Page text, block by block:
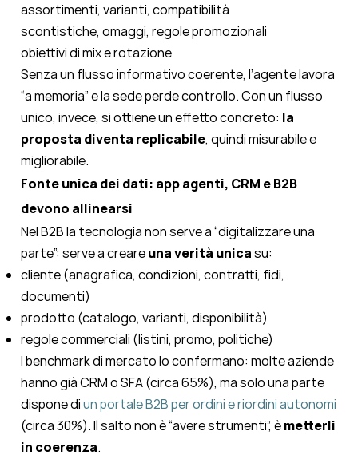
assortimenti, varianti, compatibilità
scontistiche, omaggi, regole promozionali
obiettivi di mix e rotazione
Senza un flusso informativo coerente, l’agente lavora
“a memoria” e la sede perde controllo. Con un flusso
unico, invece, si ottiene un effetto concreto: la
proposta diventa replicabile, quindi misurabile e
migliorabile.
Fonte unica dei dati: app agenti, CRM e B2B
devono allinearsi
Nel B2B la tecnologia non serve a “digitalizzare una
parte”: serve a creareuna verità unicasu:
cliente (anagrafica, condizioni, contratti, fidi,
documenti)
prodotto (catalogo, varianti, disponibilità)
regole commerciali (listini, promo, politiche)
I benchmark di mercato lo confermano: molte aziende
hanno già CRM o SFA (circa 65%), ma solo una parte
dispone diun portale B2B per ordini e riordini autonomi
(circa 30%). Il salto non è “avere strumenti”, èmetterli
in coerenza.